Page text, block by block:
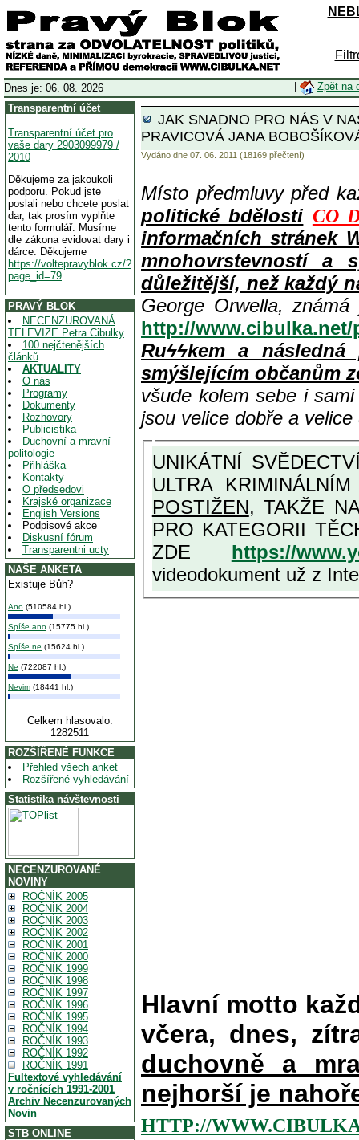
Dnes je: 06. 08. 2026
Zpět na
Transparentní účet
Transparentní účet pro
vaše dary 2903099979 /
2010
Děkujeme za jakoukoli
podporu. Pokud jste
poslali nebo chcete poslat
dar, tak prosím vyplňte
tento formulář. Musíme
dle zákona evidovat dary i
dárce. Děkujeme
https://voltepravyblok.cz/?
page_id=79
PRAVÝ BLOK
NECENZUROVANÁ
TELEVIZE Petra Cibulky
100 nejčtenějších
článků
AKTUALITY
O nás
Programy
Dokumenty
Rozhovory
Publicistika
Duchovní a mravní
politologie
Přihláška
Kontakty
O předsedovi
Krajské organizace
English Versions
Podpisové akce
Diskusní fórum
Transparentni ucty
NAŠE ANKETA
Existuje Bůh?
Ano (510584 hl.)
Spíše ano (15775 hl.)
Spíše ne (15624 hl.)
Ne (722087 hl.)
Nevim (18441 hl.)
Celkem hlasovalo:
1282511
ROZŠÍŘENÉ FUNKCE
Přehled všech anket
Rozšířené vyhledávání
Statistika návštevnosti
NECENZUROVANÉ
NOVINY
ROČNÍK 2005
ROČNÍK 2004
ROČNÍK 2003
ROČNÍK 2002
ROČNÍK 2001
ROČNÍK 2000
ROČNÍK 1999
ROČNÍK 1998
ROČNÍK 1997
ROČNÍK 1996
ROČNÍK 1995
ROČNÍK 1994
ROČNÍK 1993
ROČNÍK 1992
ROČNÍK 1991
Fultextové vyhledávání
v ročnících 1991-2001
Archiv Necenzurovaných
Novin
STB ONLINE
JAK SNADNO PRO NÁS V
PRAVICOVÁ JANA
Vydáno dne 07. 06. 2011 (18169 přečtení)
Místo předmluvy před
politické bdělosti CO
informačních stránek
mnohovrstevností a
důležitější, než každý
George Orwella,
http://www.cibulka.net/
Ruϟϟkem a
smýšlejícím občanům
všude kolem sebe i
jsou velice dobře a
UNIKÁTNÍ SVĚDECTVÍ ZE SOUČASNOSTI: PŘEDSEDA VLASTIZRÁDNÉ VLÁDY KGB MIMOŘÁDNĚ DETAILNĚ O
ULTRA
POSTIŽEN, TAKŽE NA MAXIMÁLNÍ
PRO KATEGORII TĚCH VŮBEC NEJVYŠŠÍCH PROTINÁRODNÍCH A
ZDE https://
videodokument už z
Hlavní motto
včera, dnes,
duchovně a
nejhorší je
HTTP://